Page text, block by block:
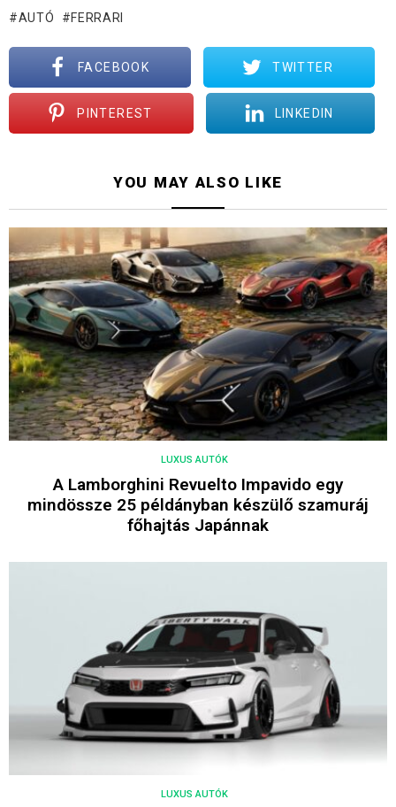
AUTÓ FERRARI
FACEBOOK TWITTER
PINTEREST LINKEDIN
YOU MAY ALSO LIKE
LUXUS AUTÓK
A Lamborghini Revuelto Impavido egy
mindössze 25 példányban készülő szamuráj
főhajtás Japánnak
LUXUS AUTÓK